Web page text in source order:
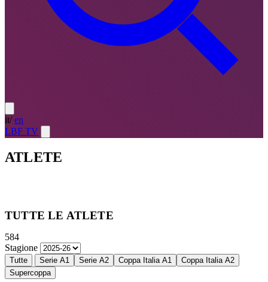
it/ en
LBF TV
ATLETE
TUTTE LE ATLETE
584
Stagione
Tutte Serie A1 Serie A2 Coppa Italia A1
Coppa Italia A2
Supercoppa